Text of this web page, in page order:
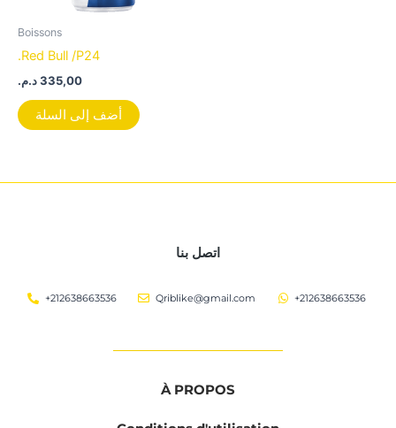
Boissons
.Red Bull /P24
335,00د.م.
أضف إلى السلة
اتصل بنا
+212638663536 Qriblike@gmail.com +212638663536
À PROPOS